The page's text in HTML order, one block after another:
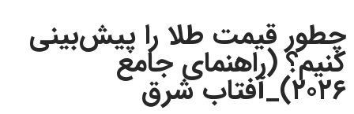
چطور قیمت طلا را پیش‌بینی
کنیم؟ (راهنمای جامع
۲۰۲۶)_آفتاب شرق